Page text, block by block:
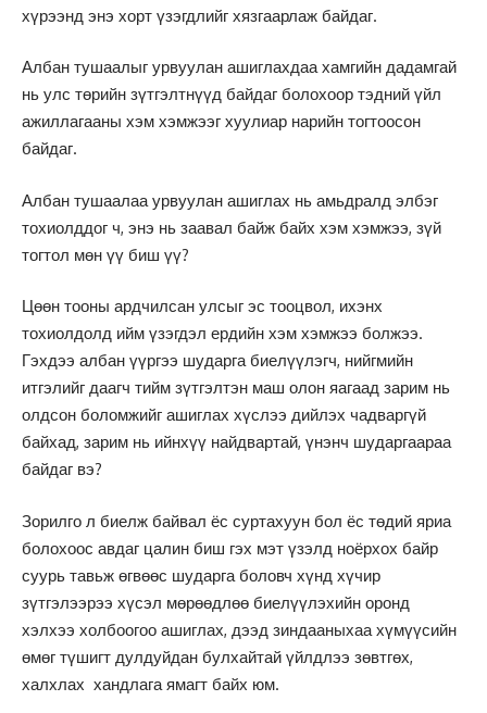
хүрээнд энэ хорт үзэгдлийг хязгаарлаж байдаг.
Албан тушаалыг урвуулан ашиглахдаа хамгийн дадамгай
нь улс төрийн зүтгэлтнүүд байдаг болохоор тэдний үйл
ажиллагааны хэм хэмжээг хуулиар нарийн тогтоосон
байдаг.
Албан тушаалаа урвуулан ашиглах нь амьдралд элбэг
тохиолддог ч, энэ нь заавал байж байх хэм хэмжээ, зүй
тогтол мөн үү биш үү?
Цөөн тооны ардчилсан улсыг эс тооцвол, ихэнх
тохиолдолд ийм үзэгдэл ердийн хэм хэмжээ болжээ.
Гэхдээ албан үүргээ шударга биелүүлэгч, нийгмийн
итгэлийг даагч тийм зүтгэлтэн маш олон яагаад зарим нь
олдсон боломжийг ашиглах хүслээ дийлэх чадваргүй
байхад, зарим нь ийнхүү найдвартай, үнэнч шударгаараа
байдаг вэ?
Зорилго л биелж байвал ёс суртахуун бол ёс төдий яриа
болохоос авдаг цалин биш гэх мэт үзэлд ноёрхох байр
суурь тавьж өгвөөс шударга боловч хүнд хүчир
зүтгэлээрээ хүсэл мөрөөдлөө биелүүлэхийн оронд
хэлхээ холбоогоо ашиглах, дээд зиндааныхаа хүмүүсийн
өмөг түшигт дулдуйдан булхайтай үйлдлээ зөвтгөх,
халхлах хандлага ямагт байх юм.